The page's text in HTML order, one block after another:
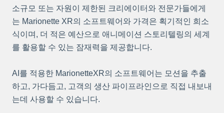
소규모 또는 자원이 제한된 크리에이터와 전문가들에게
는 Marionette XR의 소프트웨어와 가격은 획기적인 희소
식이며, 더 적은 예산으로 애니메이션 스토리텔링의 세계
를 활용할 수 있는 잠재력을 제공합니다.
AI를 적용한 MarionetteXR의 소프트웨어는 모션을 추출
하고, 가다듬고, 고객의 생산 파이프라인으로 직접 내보내
는데 사용할 수 있습니다.